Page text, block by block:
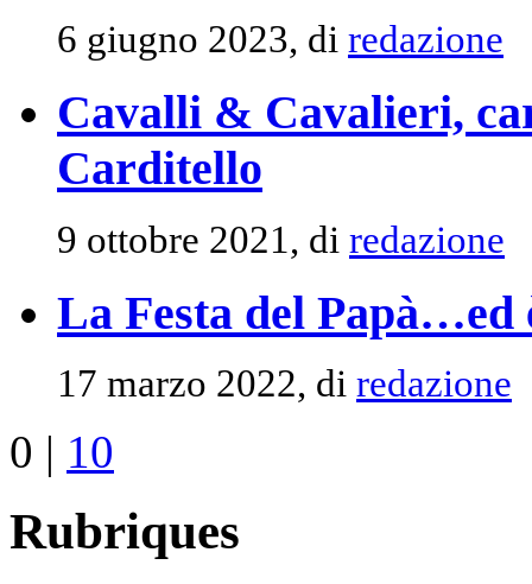
6 giugno 2023, di redazione
Cavalli & Cavalieri,
Carditello
9 ottobre 2021, di redazione
La Festa del
17 marzo 2022, di redazione
0 | 10
Rubriques